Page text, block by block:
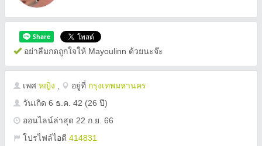
อย่าลืมกดถูกใจให้ Mayoulinn ด้วยนะจ๊ะ
เพศ หญิง อยู่ที่ กรุงเทพมหานคร
วันเกิด 6 ธ.ค. 42 (26 ปี)
ออนไลน์ล่าสุด 22 ก.ย. 66
โปรไฟล์ไอดี 414831